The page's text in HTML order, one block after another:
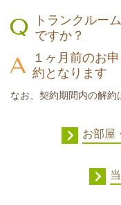
トランクルー
ですか？
１ヶ月前のお
約となります
なお、契約期間内の解約
お部屋